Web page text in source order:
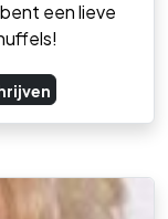
een lieve